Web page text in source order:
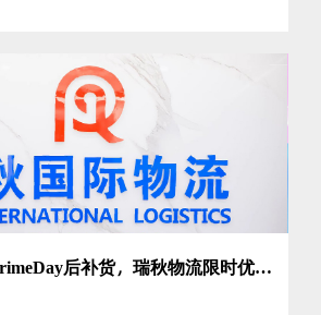
后补货，瑞秋物流限时优惠